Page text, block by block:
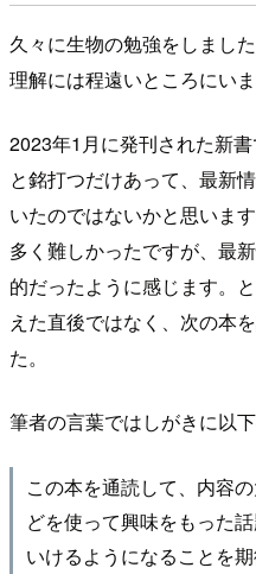
久々に生物の勉強をしまし
理解には程遠いところにいま
2023年1月に発刊された新
と銘打つだけあって、最新
いたのではないかと思いま
多く難しかったですが、最
的だったように感じます。
えた直後ではなく、次の本
た。
筆者の言葉ではしがきに以
この本を通読して、内容
どを使って興味をもった
いけるようになることを期